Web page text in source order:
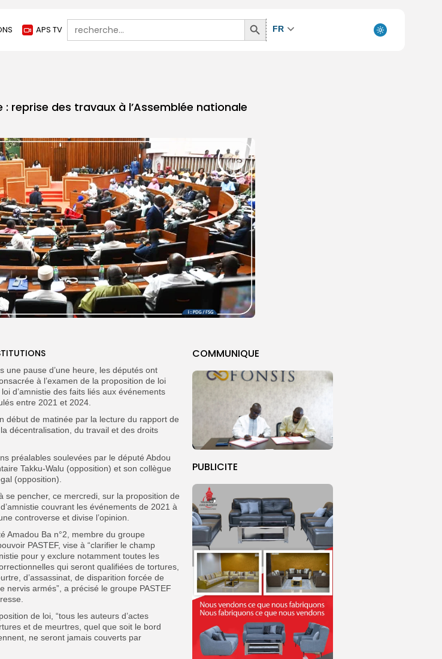
APS TV
Search
for:
Search
Button
FR
reprise des travaux à l’Assemblée nationale
COMMUNIQUE
PUBLICITE
une pause d’une heure, les députés ont
à l’examen de la proposition de loi
d’amnistie des faits liés aux événements
entre 2021 et 2024.
début de matinée par la lecture du rapport de
décentralisation, du travail et des droits
préalables soulevées par le député Abdou
Takku-Walu (opposition) et son collègue
(opposition).
se pencher, ce mercredi, sur la proposition de
couvrant les événements de 2021 à
controverse et divise l’opinion.
Amadou Ba n°2, membre du groupe
PASTEF, vise à “clarifier le champ
pour y exclure notamment toutes les
qui seront qualifiées de tortures,
d’assassinat, de disparition forcée de
nervis armés”, a précisé le groupe PASTEF
de loi, “tous les auteurs d’actes
et de meurtres, quel que soit le bord
ne seront jamais couverts par